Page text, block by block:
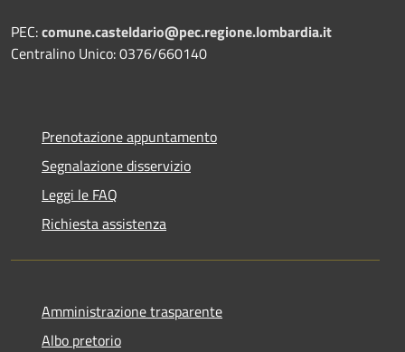
PEC:comune.casteldario@pec.regione.lombardia.it
Centralino Unico: 0376/660140
Prenotazione appuntamento
Segnalazione disservizio
Leggi le FAQ
Richiesta assistenza
Amministrazione trasparente
Albo pretorio